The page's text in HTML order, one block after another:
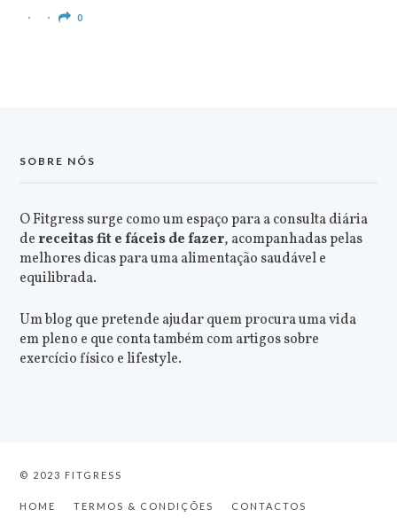
0
SOBRE NÓS
O Fitgress surge como um espaço para a consulta diária
dereceitas fit e fáceis de fazer, acompanhadas pelas
melhores dicas para uma alimentação saudável e
equilibrada.
Um blog que pretende ajudar quem procura uma vida
em pleno e que conta também com artigos sobre
exercício físico e lifestyle.
© 2023 FITGRESS
HOME TERMOS & CONDIÇÕES CONTACTOS